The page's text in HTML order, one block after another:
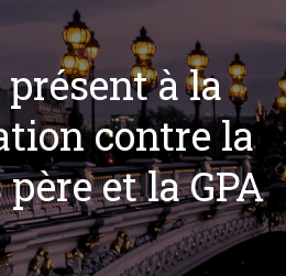
présent à la
contre la
et la GPA